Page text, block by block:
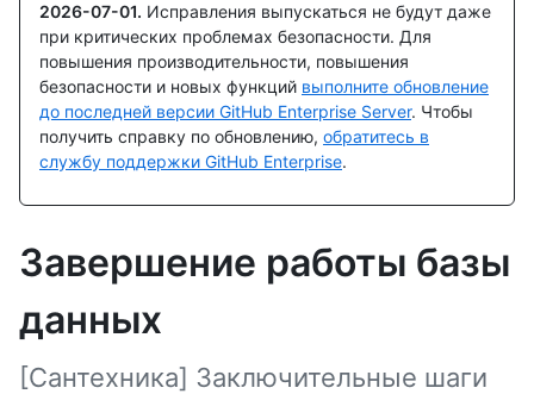
2026-07-01. Исправления выпускаться не будут даже
при критических проблемах безопасности. Для
повышения производительности, повышения
безопасности и новых функций выполните обновление
до последней версии GitHub Enterprise Server. Чтобы
получить справку по обновлению, обратитесь в
службу поддержки GitHub Enterprise.
Завершение работы базы
данных
[Сантехника] Заключительные шаги